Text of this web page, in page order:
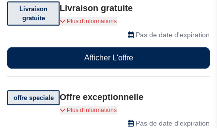
Livraison
gratuite
Livraison gratuite
Livraison gratuite pour les commandes de $149
et plus (hors poupons en silicone)
Plus d'informations
Pas de date d'expiration
Afficher L'offre
offre speciale Offre exceptionnelle
Mini-bébé en silicone offert pour toute
commande de 250$ et plus.
Plus d'informations
Pas de date d'expiration